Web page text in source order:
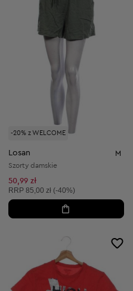
-20% z WELCOME
Losan M
Szorty damskie
50,99 zł
Cena sugerowana:
RRP 85,00 zł (-40%)